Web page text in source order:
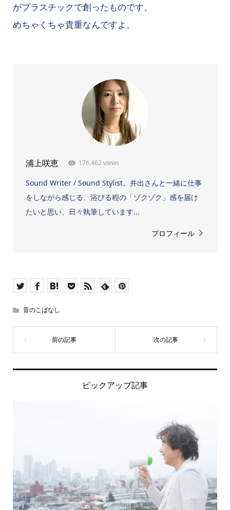
がプラスチックで創ったものです。
めちゃくちゃ貴重なんですよ。
浦上咲恵 176,462 views
Sound Writer / Sound Stylist。井出さんと一緒に仕事
をしながら感じる、浴びる程の「ゾクゾク」感を届け
たいと思い、日々執筆しています...
プロフィール
音のこばなし
ピックアップ記事